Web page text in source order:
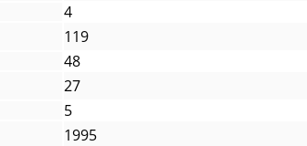
4
119
48
27
5
1995